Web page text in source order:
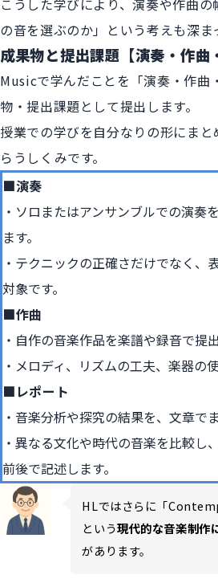
こうした学びにより、演奏や作曲
の音を選ぶのか」という考えも深ま
成果物と提出課題【演奏・作曲
Musicで学んだことを「演奏・作曲
物・提出課題として提出します。
授業での学びを自分なりの形にまと
らうしくみです。
■演奏
ソロまたはアンサンブルでの演奏
ます。
テクニックの正確さだけでなく、
対象です。
■作曲
自作の音楽作品を楽譜や録音で提出
メロディ、リズムの工夫、楽器の
■レポート
音楽分析や探究の結果を、文章で
異なる文化や時代の音楽を比較し
前後で記述します。
HLではさらに「
という現代的な音楽制作
があります。